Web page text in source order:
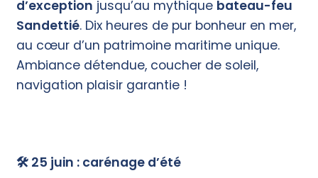
d’exception jusqu’au mythique bateau-feu
Sandettié. Dix heures de pur bonheur en mer,
au cœur d’un patrimoine maritime unique.
Ambiance détendue, coucher de soleil,
navigation plaisir garantie !
🛠 25 juin : carénage d’été